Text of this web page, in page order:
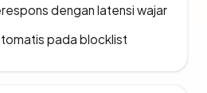
dengan latensi wajar
pada blocklist